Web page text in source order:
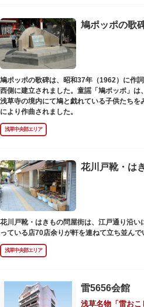
鳩ポッポの歌
鳩ポッポの歌碑は、昭和37年（1962）に作
西側に建立されました。童謡「鳩ポッポ」は
浅草寺の境内にて鳩と戯れている子供たちを
により作曲されました。
浅草中央部エリア
花川戸靴・は
花川戸靴・はきもの問屋街は、江戸通り沿い
っている店70店余りが軒を連ねて立ち並んで
浅草中央部エリア
雷5656会館
浅草名物「雷おこ